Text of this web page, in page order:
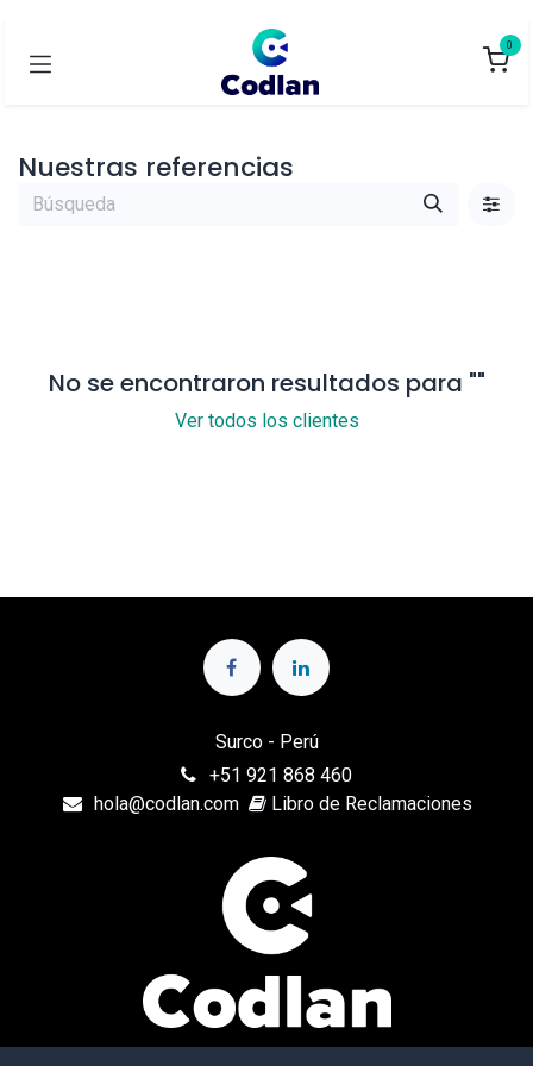
0
Nuestras referencias
No se encontraron resultados para ""
Ver todos los clientes
Surco - Perú
+51 921 868 460
hola@codlan.com
Libro de Reclamaciones